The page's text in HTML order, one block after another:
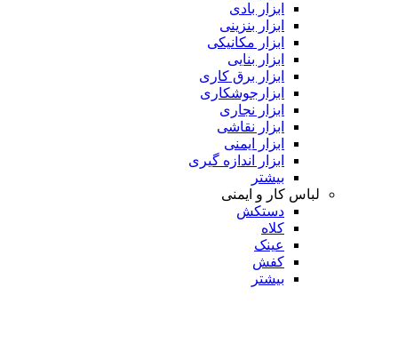
ابزار بادی
ابزار بنزینی
ابزار مکانیکی
ابزار بنایی
ابزار برق کاری
ابزارجوشکاری
ابزار نجاری
ابزار نقاشی
ابزار ایمنی
ابزار اندازه گیری
بیشتر
لباس کار و ایمنی
دستکش
کلاه
عینک
کفش
بیشتر